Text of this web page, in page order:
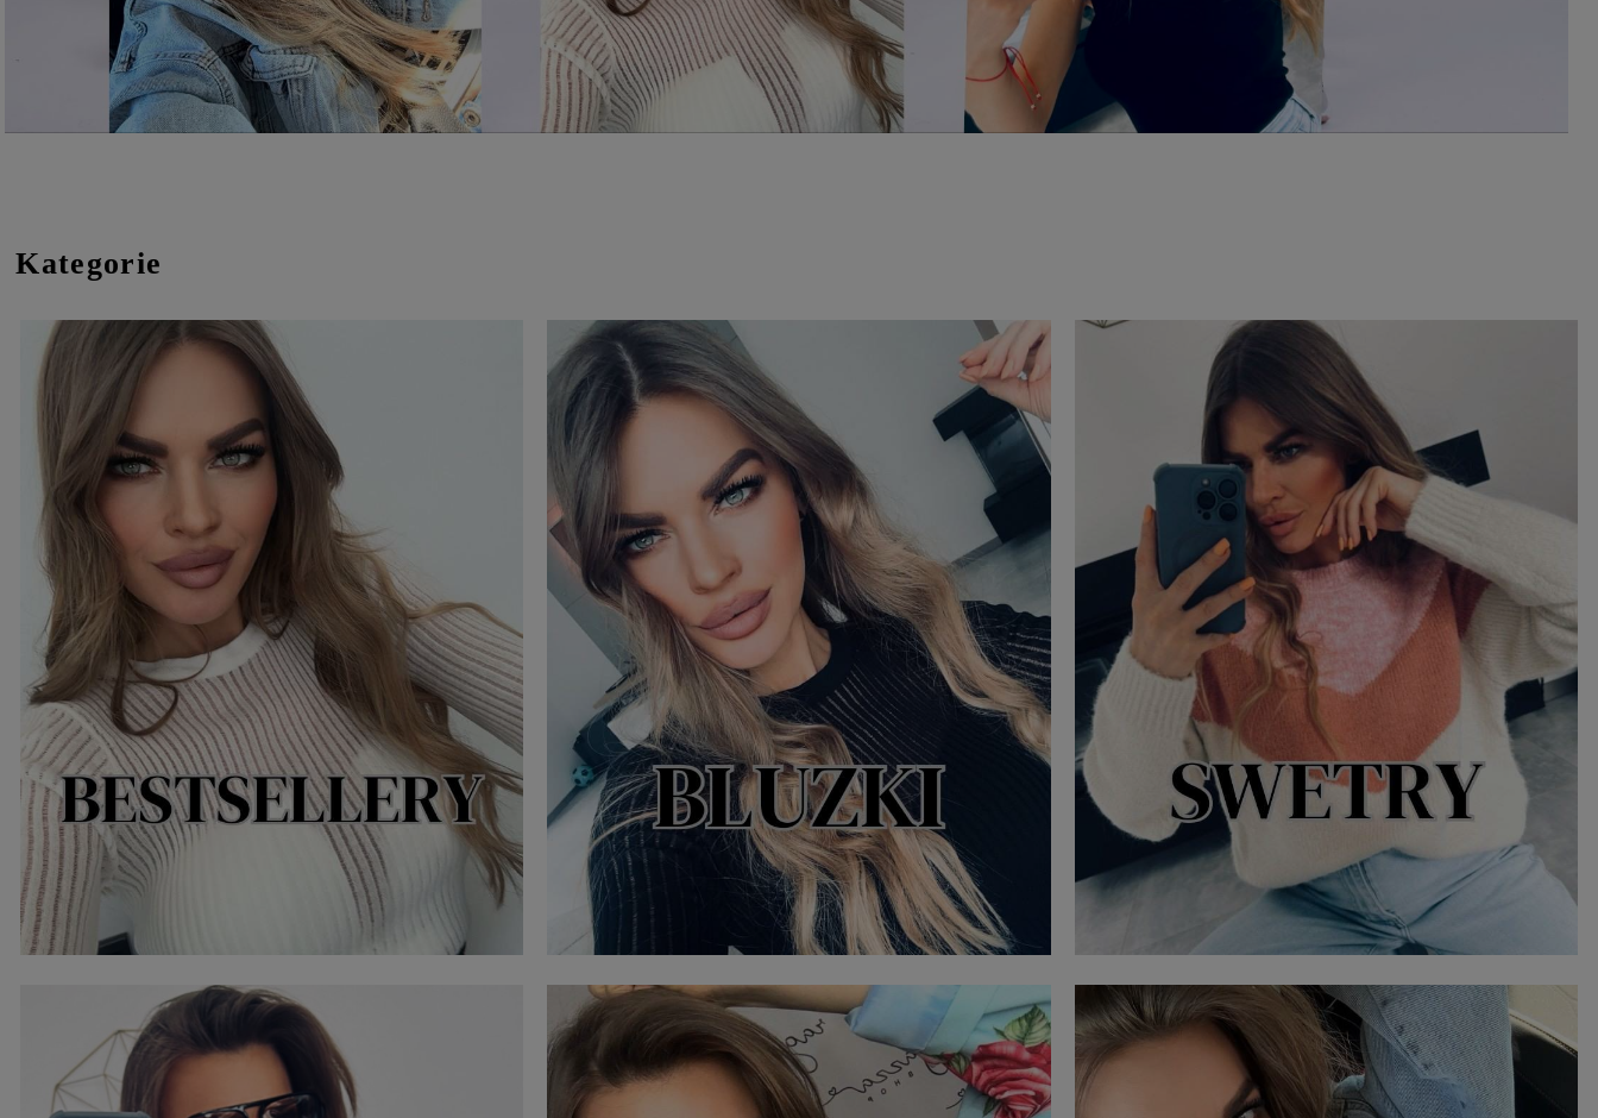
Kategorie